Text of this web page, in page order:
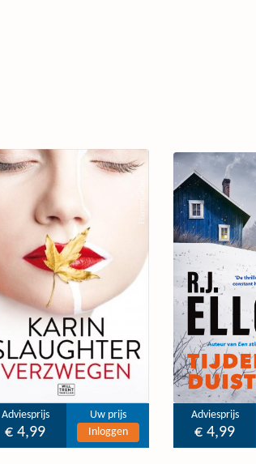
Adviesprijs
€ 4,99
Uw prijs
Inloggen
Adviesprijs
€ 4,99